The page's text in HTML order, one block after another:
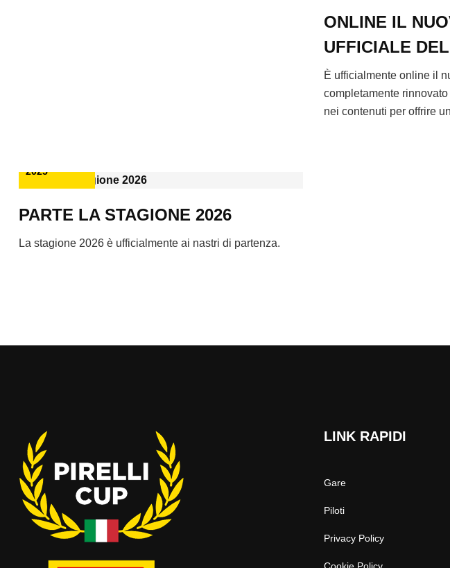
ONLINE IL
UFFICIALE
È ufficialmente online il
completamente
nei contenuti per offrire
2025
PARTE LA STAGIONE 2026
La stagione 2026 è ufficialmente ai nastri di partenza.
LINK RAPIDI
Gare
Piloti
Privacy Policy